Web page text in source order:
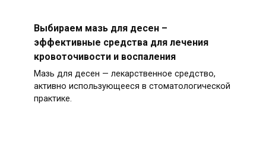
Выбираем мазь для десен –
эффективные средства для лечения
кровоточивости и воспаления
Мазь для десен — лекарственное средство,
активно использующееся в стоматологической
практике.